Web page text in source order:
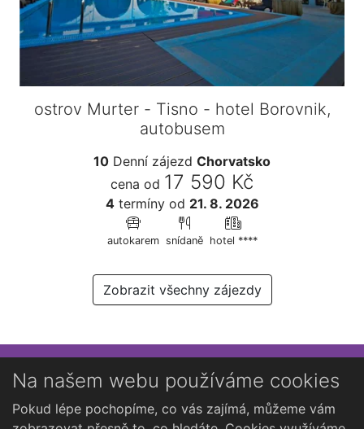
ostrov Murter - Tisno - hotel Borovnik,
autobusem
10 Denní zájezd Chorvatsko
cena od 17 590 Kč
4termínyod 21. 8. 2026
autokarem snídaně hotel ****
Zobrazit všechny zájezdy
Přihlaste se k newsletteru
Chcete dostávat občasné novinky o Kutné Hoře?
Na našem webu používáme cookies
Pokud lépe pochopíme, co vás zajímá, můžeme vám